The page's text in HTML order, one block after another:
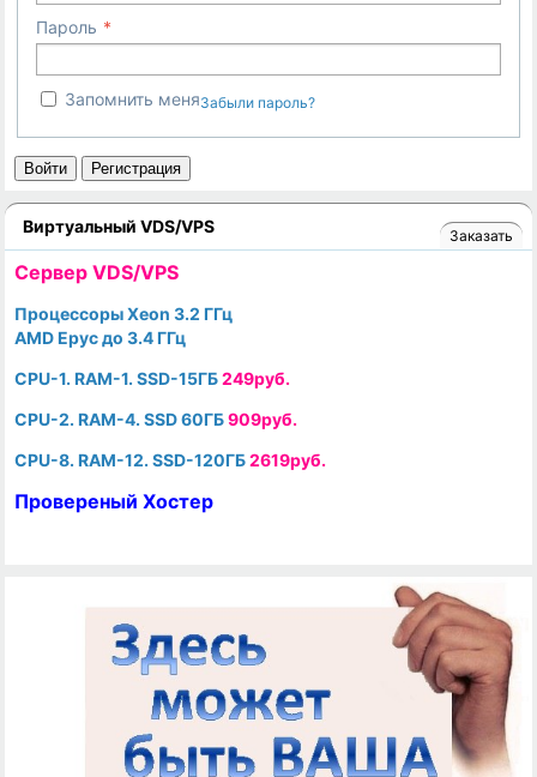
Пароль
Запомнить меняЗабыли пароль?
Войти Регистрация
Виртуальный VDS/VPS Заказать
Cервер VDS/VPS
Процессоры Xeon 3.2 ГГц
AMD Epyc до 3.4 ГГц
CPU-1. RAM-1. SSD-15ГБ249руб.
CPU-2. RAM-4. SSD 60ГБ909руб.
CPU-8. RAM-12. SSD-120ГБ2619руб.
Провереный Хостер